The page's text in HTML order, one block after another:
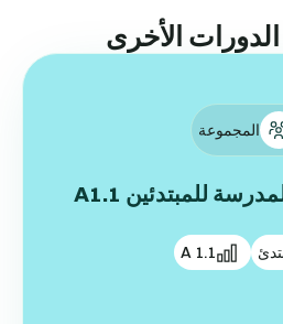
الأخرى
المجموعة
دورة جماعية بعد المدرسة للمبتدئين A1.1
A 1.1